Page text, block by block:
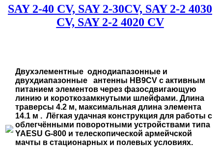
SAY 2-40 CV, SAY 2-30CV, SAY 2-2 4030
CV, SAY 2-2 4020 CV
Двухэлементные однодиапазонные и
двухдиапазонные антенны HB9CV с активным
питанием элементов через фазосдвигающую
линию и короткозамкнутыми шлейфами. Длина
траверсы 4.2 м, максимальная длина элемента
14.1 м . Лёгкая удачная конструкция для работы с
облегчёнными поворотными устройствами типа
YAESU G-800 и телескопической армейчской
мачты в стационарных и полевых условиях.